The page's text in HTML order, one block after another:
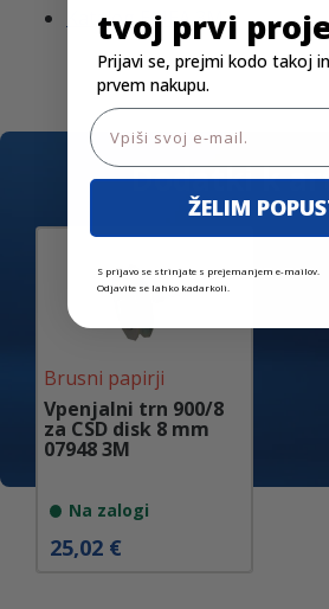
Katalog EMEA 3M
Dodatki k
Brusni papirji
Vpenjalni trn 900/8
za CSD disk 8 mm
07948 3M
Na zalogi
25,02 €
tvoj prvi
Prijavi se, prejmi kodo takoj
prvem nakupu.
Email
ŽELIM
S prijavo se strinjate s prejemanjem e-mailov.
Odjavite se lahko kadarkoli.